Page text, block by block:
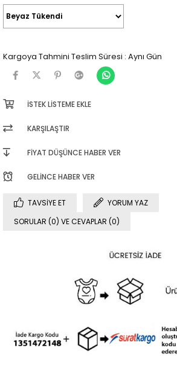
Kargoya Tahmini Teslim Süresi : Aynı Gün
İSTEK LISTEME EKLE
KARŞILAŞTIR
FIYAT DÜŞÜNCE HABER VER
GELINCE HABER VER
TAVSIYE ET
YORUM YAZ
SORULAR (0) VE CEVAPLAR (0)